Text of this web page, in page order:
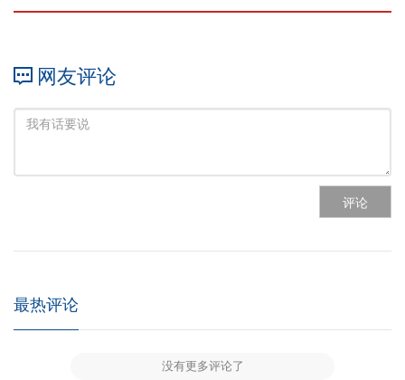
网友评论
评论
最热评论
没有更多评论了